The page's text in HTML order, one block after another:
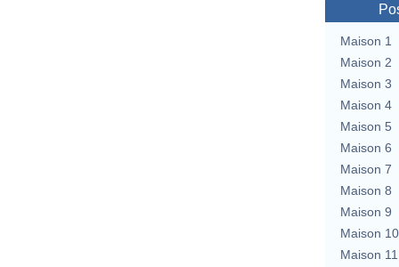
Maison 1
Maison 2
Maison 3
Maison 4
Maison 5
Maison 6
Maison 7
Maison 8
Maison 9
Maison 10
Maison 11